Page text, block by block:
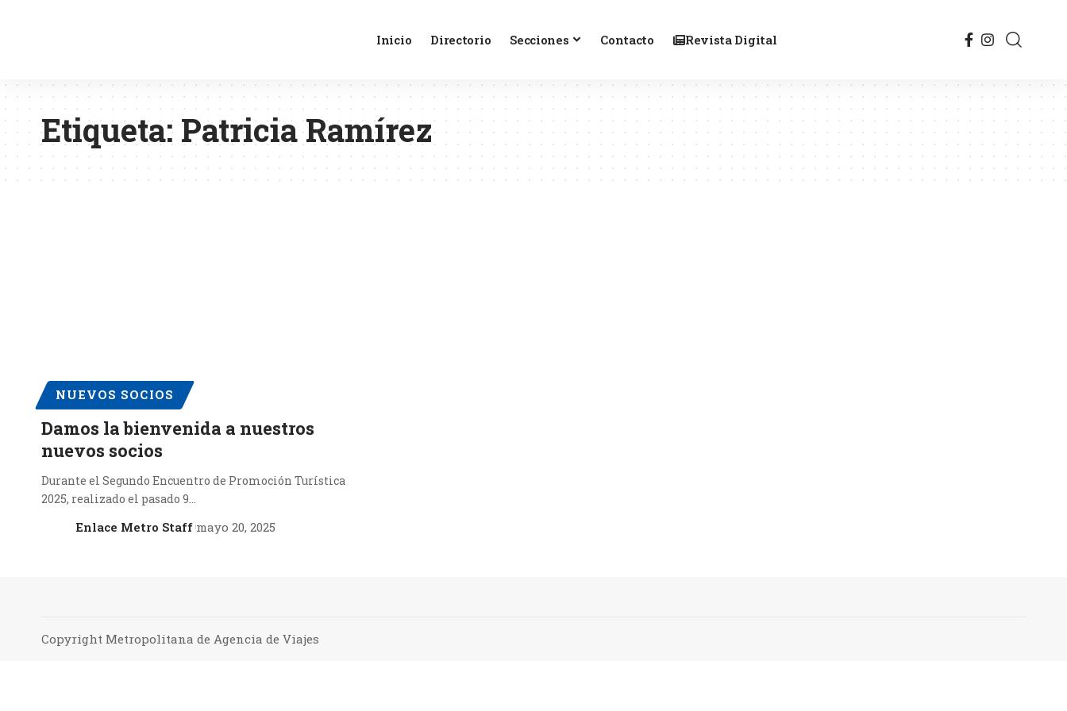
Inicio Directorio Secciones Contacto Revista Digital
Etiqueta: Patricia Ramírez
NUEVOS SOCIOS
Damos la bienvenida a nuestros
nuevos socios
Durante el Segundo Encuentro de Promoción Turística
2025, realizado el pasado 9…
Enlace Metro Staff mayo 20, 2025
Copyright Metropolitana de Agencia de Viajes